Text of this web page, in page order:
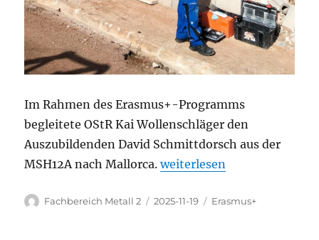
Im Rahmen des Erasmus+-Programms
begleitete OStR Kai Wollenschläger den
Auszubildenden David Schmittdorsch aus der
MSH12A nach Mallorca.„Praktikum unseres
weiterlesen
Autor
Fachbereich Metall 2
Veröffentlicht
2025-11-19 Kategorien
Erasmus+